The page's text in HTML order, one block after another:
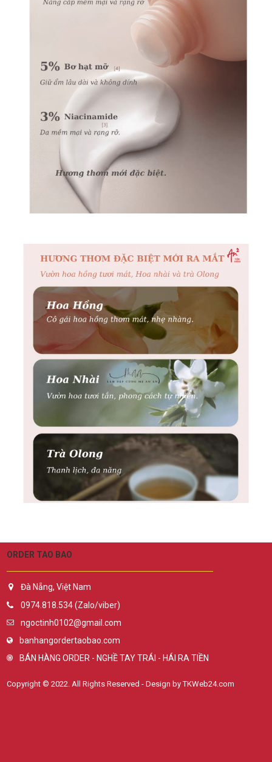
ORDER TAO BAO
Đà Nẵng, Việt Nam
0974.818.534 (Zalo/viber)
ngoctinh0102@gmail.com
banhangordertaobao.com
BÁN HÀNG ORDER - NGHỀ TAY TRÁI - HÁI RA TIỀN
Copyright © 2022. All Rights Reserved - Design by TKWeb24.com